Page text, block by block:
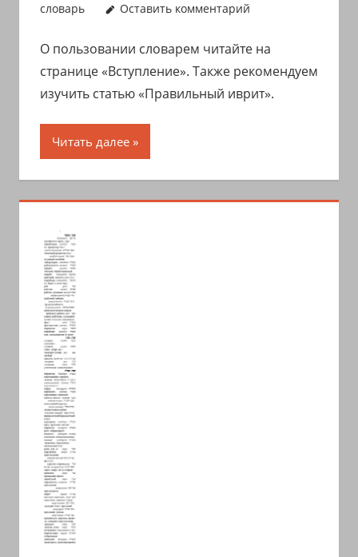
словарь
Оставить комментарий
О пользовании словарем читайте на
странице «Вступление». Также рекомендуем
изучить статью «Правильный иврит».
Читать далее